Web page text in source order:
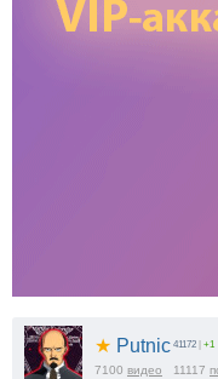
★ Putnic 41172 +1
7100 видео 11117